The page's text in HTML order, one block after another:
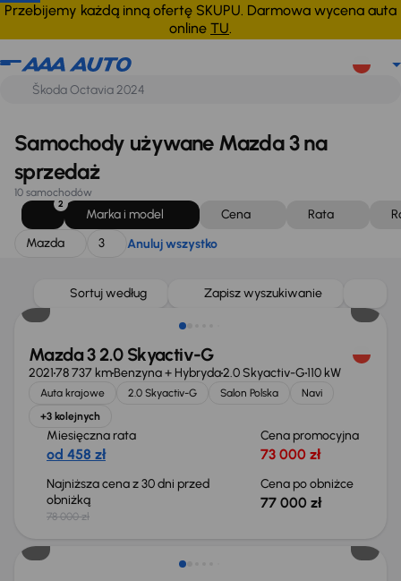
Przebijemy każdą inną ofertę SKUPU. Darmowa wycena auta
online TU.
Mazda 3 Anuluj wszystko
Samochody używane Mazda 3 na
sprzedaż
10 samochodów
2
Marka i model Cena Rata
Mazda
3 Anuluj wszystko
Sortuj według Zapisz wyszukiwanie
Taniej o 1 000 zł
Mazda 3 2.0 Skyactiv-G
202178 737 kmBenzyna + Hybryda2.0 Skyactiv-G110 kW
Auta krajowe 2.0 Skyactiv-G Salon Polska
Navi
+3 kolejnych
Miesięczna rata
od 458 zł
Cena promocyjna
73 000 zł
Najniższa cena z 30 dni przed
obniżką
78 000 zł
Cena po obniżce
77 000 zł
Taniej o 5 000 zł